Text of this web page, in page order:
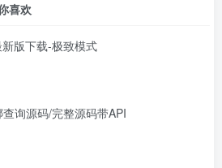
喜欢
版下载-极致模式
询源码/完整源码带API